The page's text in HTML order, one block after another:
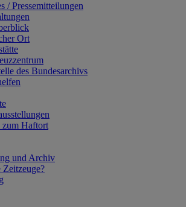
/ Pressemitteilungen
Ort
des Bundesarchivs
zum Haftort
und Archiv
Zeitzeuge?